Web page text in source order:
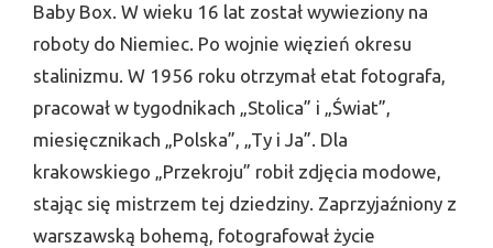
Baby Box. W wieku 16 lat został wywieziony na
roboty do Niemiec. Po wojnie więzień okresu
stalinizmu. W 1956 roku otrzymał etat fotografa,
pracował w tygodnikach „Stolica” i „Świat”,
miesięcznikach „Polska”, „Ty i Ja”. Dla
krakowskiego „Przekroju” robił zdjęcia modowe,
stając się mistrzem tej dziedziny. Zaprzyjaźniony z
warszawską bohemą, fotografował życie